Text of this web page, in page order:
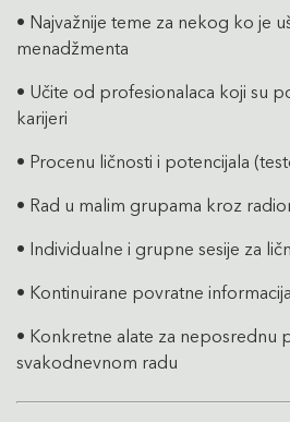
• Najvažnije teme za nekog ko je
menadžmenta
• Učite od profesionalaca koji su
karijeri
• Procenu ličnosti i potencijala
• Rad u malim grupama kroz
• Individualne i grupne sesije za
• Kontinuirane povratne
• Konkretne alate za neposrednu
svakodnevnom radu